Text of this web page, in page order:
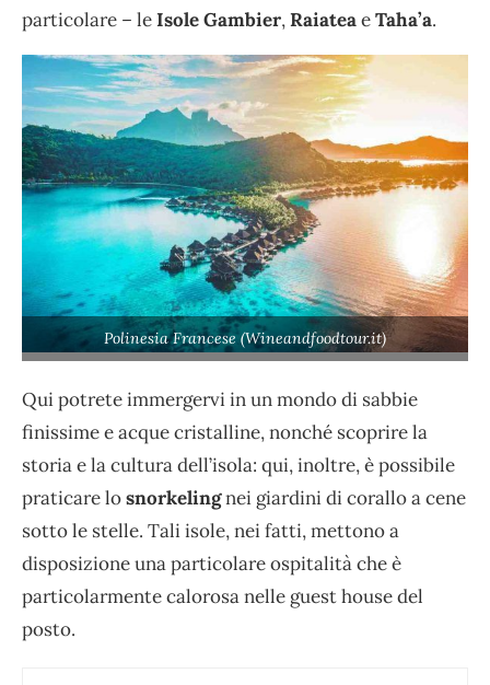
particolare – leIsole Gambier,RaiateaeTaha’a.
Polinesia Francese (Wineandfoodtour.it)
Qui potrete immergervi in un mondo di sabbie
finissime e acque cristalline, nonché scoprire la
storia e la cultura dell’isola: qui, inoltre, è possibile
praticare losnorkelingnei giardini di corallo a cene
sotto le stelle. Tali isole, nei fatti, mettono a
disposizione una particolare ospitalità che è
particolarmente calorosa nelle guest house del
posto.